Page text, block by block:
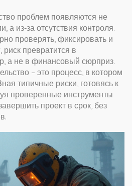
проблем появляются не
а из‑за отсутствия контроля.
проверять, фиксировать и
превратится в
а не в финансовый сюрприз.
– это процесс, в котором
типичные риски, готовясь к
проверенные инструменты
проект в срок, без